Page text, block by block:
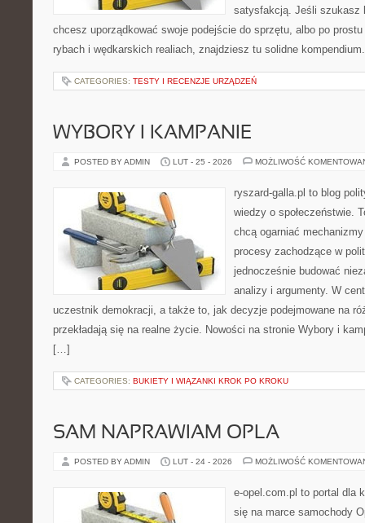
satysfakcją. Jeśli szukasz
chcesz uporządkować swoje podejście do sprzętu, albo po
rybach i wędkarskich realiach, znajdziesz tu solidne
CATEGORIES: TESTY I RECENZJE URZĄDZEŃ
WYBORY I KAMPANIE
POSTED BY ADMIN LUT - 25 - 2026 MOŻLIWOŚĆ
ryszard-galla.pl to blog
wiedzy o społeczeństwie.
chcą ogarniać
procesy zachodzące w
jednocześnie budować
analizy i argumenty. W
uczestnik demokracji, a także to, jak decyzje podejmowane na
przekładają się na realne życie. Nowości na stronie Wybory i
[…]
CATEGORIES: BUKIETY I WIĄZANKI KROK PO KROKU
SAM NAPRAWIAM OPLA
POSTED BY ADMIN LUT - 24 - 2026 MOŻLIWOŚĆ
e-opel.com.pl to portal dla
się na marce samochody